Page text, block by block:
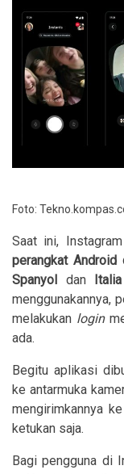
Foto:
Saat ini,
perangkat
Spanyol dan Italia
menggunakannya,
melakukan login
ada.
Begitu aplikasi
ke antarmuka
mengirimkannya
ketukan saja.
Bagi pengguna di